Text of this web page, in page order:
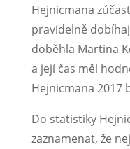
Hejnicmana
pravidelně
doběhla Martina
a její čas měl
Hejnicmana 2017
Do statistiky
zaznamenat, že